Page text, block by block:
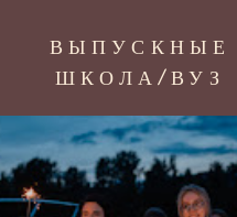
ВЫПУСКНЫЕ
ШКОЛА/ВУЗ